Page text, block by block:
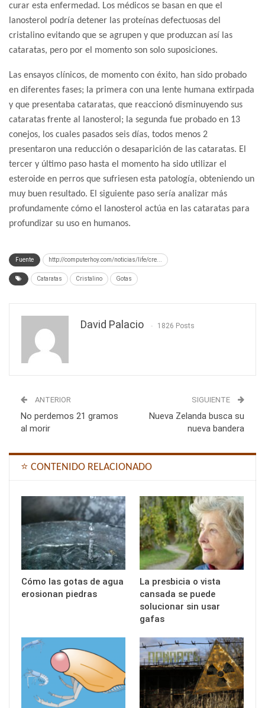
curar esta enfermedad. Los médicos se basan en que el
lanosterol podría detener las proteínas defectuosas del
cristalino evitando que se agrupen y que produzcan así las
cataratas, pero por el momento son solo suposiciones.
Las ensayos clínicos, de momento con éxito, han sido probado
en diferentes fases; la primera con una lente humana extirpada
y que presentaba cataratas, que reaccionó disminuyendo sus
cataratas frente al lanosterol; la segunda fue probado en 13
conejos, los cuales pasados seis días, todos menos 2
presentaron una reducción o desaparición de las cataratas. El
tercer y último paso hasta el momento ha sido utilizar el
esteroide en perros que sufriesen esta patología, obteniendo un
muy buen resultado. El siguiente paso sería analizar más
profundamente cómo el lanosterol actúa en las cataratas para
profundizar su uso en humanos.
Fuente http://computerhoy.com/noticias/life/cre...
Cataratas Cristalino Gotas
David Palacio 1826 Posts
ANTERIOR
No perdemos 21 gramos
al morir
SIGUIENTE
Nueva Zelanda busca su
nueva bandera
⭐ CONTENIDO RELACIONADO
Cómo las gotas de agua
erosionan piedras
La presbicia o vista
cansada se puede
solucionar sin usar
gafas